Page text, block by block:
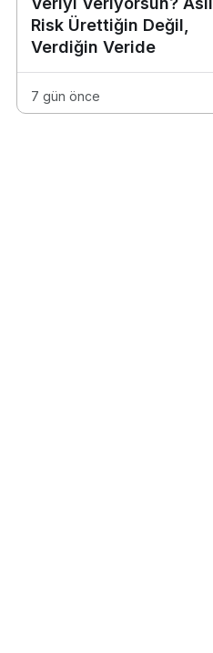
Risk Ürettiğin Değil,
Verdiğin Veride
7 gün önce
E-Posta Kutunuz